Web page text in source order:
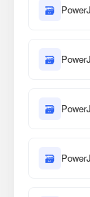
🗃
🗃
🗃
🗃